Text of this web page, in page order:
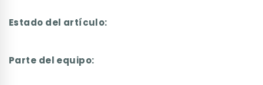
Estado del artículo:
Parte del equipo: